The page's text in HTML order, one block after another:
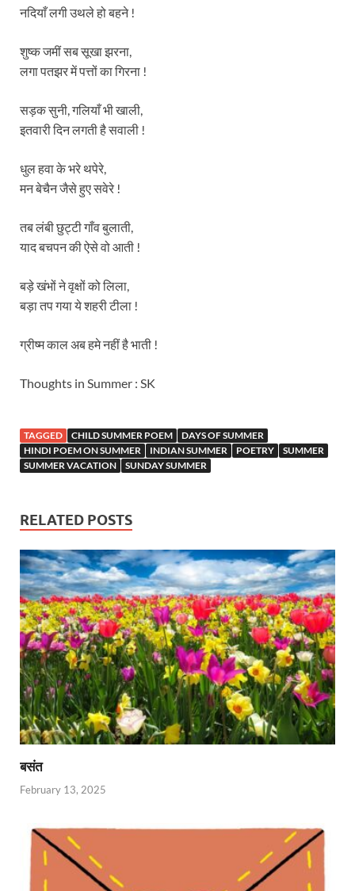
नदियाँ लगी उथले हो बहने !
शुष्क जमीं सब सूखा झरना,
लगा पतझर में पत्तों का गिरना !
सड़क सुनी, गलियाँ भी खाली,
इतवारी दिन लगती है सवाली !
धुल हवा के भरे थपेरे,
मन बेचैन जैसे हुए सवेरे !
तब लंबी छुट्टी गाँव बुलाती,
याद बचपन की ऐसे वो आती !
बड़े खंभों ने वृक्षों को लिला,
बड़ा तप गया ये शहरी टीला !
ग्रीष्म काल अब हमे नहीं है भाती !
Thoughts in Summer : SK
TAGGED CHILD SUMMER POEM
DAYS OF SUMMER
HINDI POEM ON SUMMER
INDIAN SUMMER POETRY
SUMMER
SUMMER VACATION
SUNDAY SUMMER
RELATED POSTS
बसंत
February 13, 2025